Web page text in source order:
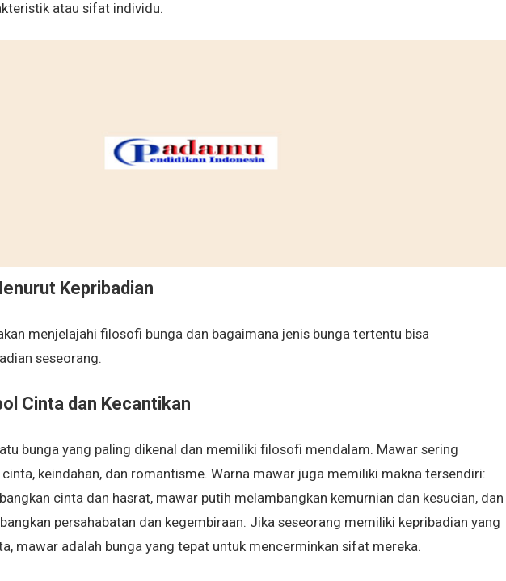
atau sifat individu.
Kepribadian
menjelajahi filosofi bunga dan bagaimana jenis bunga tertentu bisa
seseorang.
Cinta dan Kecantikan
bunga yang paling dikenal dan memiliki filosofi mendalam. Mawar sering
keindahan, dan romantisme. Warna mawar juga memiliki makna tersendiri:
cinta dan hasrat, mawar putih melambangkan kemurnian dan kesucian, dan
persahabatan dan kegembiraan. Jika seseorang memiliki kepribadian yang
mawar adalah bunga yang tepat untuk mencerminkan sifat mereka.